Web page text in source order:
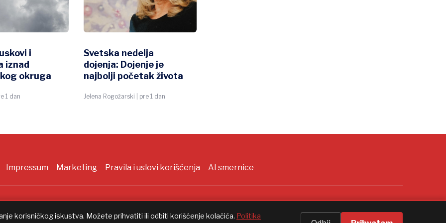
i
iznad
okruga
1 dan
Svetska nedelja
dojenja: Dojenje je
najbolji početak života
Jelena Rogožarski | pre 1 dan
Impressum Marketing Pravila i uslovi korišćenja AI smernice
korisničkog iskustva. Možete prihvatiti ili odbiti korišćenje kolačića. Politika